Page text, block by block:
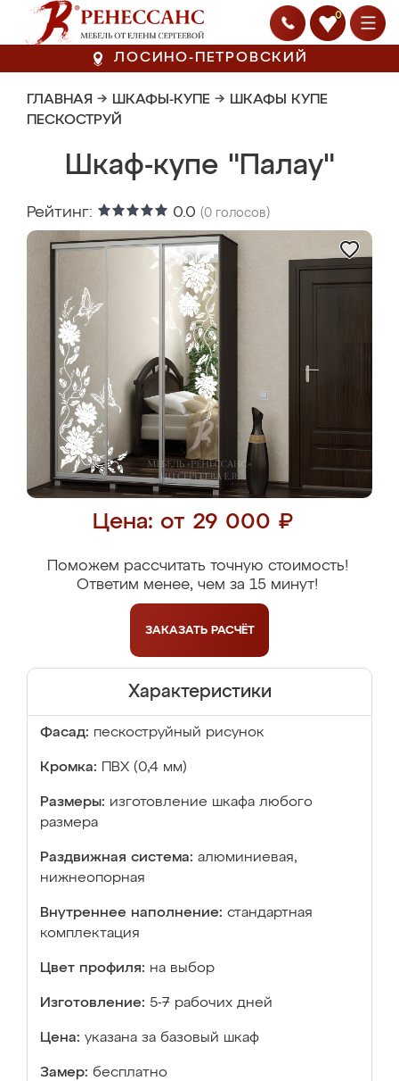
0
ЛОСИНО-ПЕТРОВСКИЙ
ГЛАВНАЯ → ШКАФЫ-КУПЕ → ШКАФЫ КУПЕ
ПЕСКОСТРУЙ
Шкаф-купе "Палау"
Рейтинг: 0.0 (0 голосов)
Цена: от 29 000 ₽
Поможем рассчитать точную стоимость!
Ответим менее, чем за 15 минут!
ЗАКАЗАТЬ РАСЧЁТ
Характеристики
Фасад: пескоструйный рисунок
Кромка: ПВХ (0,4 мм)
Размеры: изготовление шкафа любого
размера
Раздвижная система: алюминиевая,
нижнеопорная
Внутреннее наполнение: стандартная
комплектация
Цвет профиля: на выбор
Изготовление: 5-7 рабочих дней
Цена: указана за базовый шкаф
Замер: бесплатно